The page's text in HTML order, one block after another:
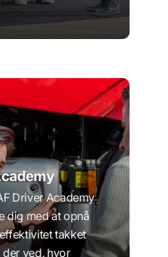
Driver Academy
dig med at opnå
takket
ved, hvor